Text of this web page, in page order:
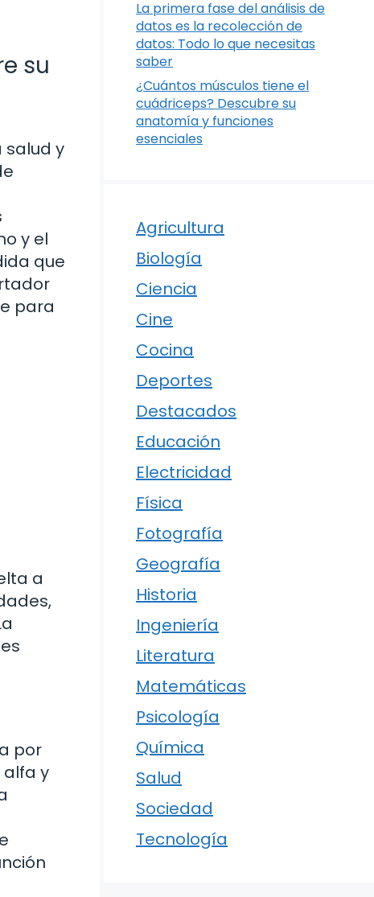
su
salud y
y el
que
para
a
por
alfa y
La primera fase del análisis de
datos es la recolección de
datos: Todo lo que necesitas
saber
¿Cuántos músculos tiene el
cuádriceps? Descubre su
anatomía y funciones
esenciales
Agricultura
Biología
Ciencia
Cine
Cocina
Deportes
Destacados
Educación
Electricidad
Física
Fotografía
Geografía
Historia
Ingeniería
Literatura
Matemáticas
Psicología
Química
Salud
Sociedad
Tecnología